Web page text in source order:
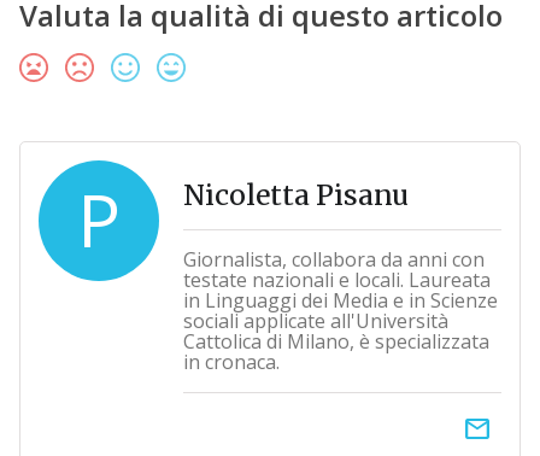
Valuta la qualità di questo articolo
P Nicoletta Pisanu
Giornalista, collabora da anni con
testate nazionali e locali. Laureata
in Linguaggi dei Media e in Scienze
sociali applicate all'Università
Cattolica di Milano, è specializzata
in cronaca.
email